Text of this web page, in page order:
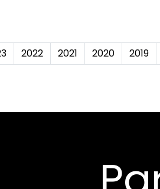
2022 2021 2020 2019